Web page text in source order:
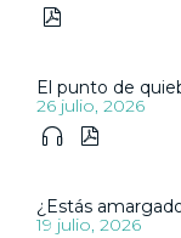

El punto de
26 julio, 2026
 
¿Estás
19 julio, 2026